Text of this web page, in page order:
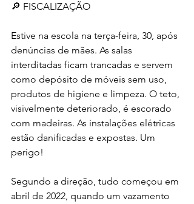
🔎 FISCALIZAÇÃO
Estive na escola na terça-feira, 30, após
denúncias de mães. As salas
interditadas ficam trancadas e servem
como depósito de móveis sem uso,
produtos de higiene e limpeza. O teto,
visivelmente deteriorado, é escorado
com madeiras. As instalações elétricas
estão danificadas e expostas. Um
perigo!
Segundo a direção, tudo começou em
abril de 2022, quando um vazamento